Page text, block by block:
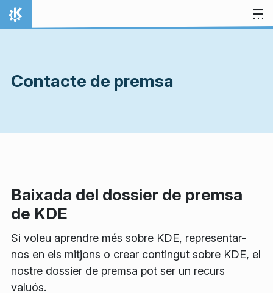
Salta al contingut
Inici
Contacte de premsa
Baixada del dossier de premsa
de KDE
Si voleu aprendre més sobre KDE, representar-
nos en els mitjons o crear contingut sobre KDE, el
nostre dossier de premsa pot ser un recurs
valuós.